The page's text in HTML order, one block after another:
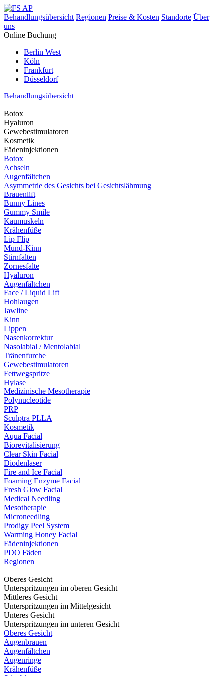
Behandlungsübersicht Regionen Preise & Kosten Standorte Über
uns
Online Buchung
Berlin West
Köln
Frankfurt
Düsseldorf
Behandlungsübersicht
Botox
Hyaluron
Gewebestimulatoren
Kosmetik
Fädeninjektionen
Botox
Achseln
Augenfältchen
Asymmetrie des Gesichts bei Gesichtslähmung
Brauenlift
Bunny Lines
Gummy Smile
Kaumuskeln
Krähenfüße
Lip Flip
Mund-Kinn
Stirnfalten
Zornesfalte
Hyaluron
Augenfältchen
Face / Liquid Lift
Hohlaugen
Jawline
Kinn
Lippen
Nasenkorrektur
Nasolabial / Mentolabial
Tränenfurche
Gewebestimulatoren
Fettwegspritze
Hylase
Medizinische Mesotherapie
Polynucleotide
PRP
Sculptra PLLA
Kosmetik
Aqua Facial
Biorevitalisierung
Clear Skin Facial
Diodenlaser
Fire and Ice Facial
Foaming Enzyme Facial
Fresh Glow Facial
Medical Needling
Mesotherapie
Microneedling
Prodigy Peel System
Warming Honey Facial
Fädeninjektionen
PDO Fäden
Regionen
Oberes Gesicht
Unterspritzungen im oberen Gesicht
Mittleres Gesicht
Unterspritzungen im Mittelgesicht
Unteres Gesicht
Unterspritzungen im unteren Gesicht
Oberes Gesicht
Augenbrauen
Augenfältchen
Augenringe
Krähenfüße